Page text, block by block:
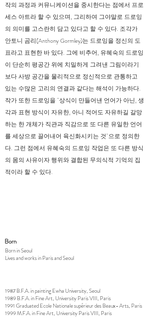
작의 과정과 커뮤니케이션을 중시한다는 점에서 프로
세스 아트라 할 수 있으며, 그리하여 그야말로 드로잉
의 의미를 고스란히 담고 있다고 할 수 있다. 조각가
안토니 곰리(Anthony Gormley)는 드로잉을 정신의 도
표라고 표현한 바 있다. 그에 비추어, 유혜숙의 드로잉
이 단순히 평공간 위에 치밀하게 그려낸 그림이라기
보다 사방 공간을 물리적으로 정신적으로 관통하고
있는 수많은 고리의 연결과 같다는 해석이 가능하다.
작가 또한 드로잉을 "상식이 만들어낸 언어가 아닌, 생
각과 표현 방식이 자유한, 아니 적어도 자유하길 갈망
하는 한 개체가 직관과 직감으로 또 다른 유일한 언어
를 세상으로 끌어내어 육신화시키는 것"으로 정의한
다. 그런 점에서 유혜숙의 드로잉 작업은 또 다른 방식
의 몸의 사유이자 행위와 결합된 무의식적 기억의 집
적이라 할 수 있다.
Born
Born in Seoul
Lives and works in Paris and Seoul
1987 B.F.A. in painting Ewha University, Seoul
1989 B.F.A. in Fine Art, University Paris VIII, Paris
1991 Graduated Ecole Nationale supérieur des Beaux- Arts, Paris
1999 M.F.A. in Fine Art, University Paris VIII, Paris